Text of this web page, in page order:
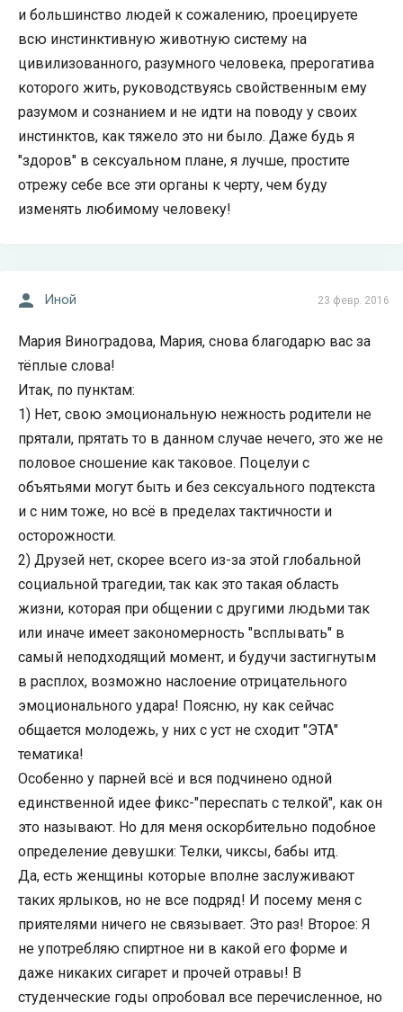
и большинство людей к сожалению, проецируете
всю инстинктивную животную систему на
цивилизованного, разумного человека, прерогатива
которого жить, руководствуясь свойственным ему
разумом и сознанием и не идти на поводу у своих
инстинктов, как тяжело это ни было. Даже будь я
"здоров" в сексуальном плане, я лучше, простите
отрежу себе все эти органы к черту, чем буду
изменять любимому человеку!
23 февр. 2016
Иной
Мария Виноградова, Мария, снова благодарю вас за
тёплые слова!
Итак, по пунктам:
1) Нет, свою эмоциональную нежность родители не
прятали, прятать то в данном случае нечего, это же не
половое сношение как таковое. Поцелуи с
объятьями могут быть и без сексуального подтекста
и с ним тоже, но всё в пределах тактичности и
осторожности.
2) Друзей нет, скорее всего из-за этой глобальной
социальной трагедии, так как это такая область
жизни, которая при общении с другими людьми так
или иначе имеет закономерность "всплывать" в
самый неподходящий момент, и будучи застигнутым
в расплох, возможно наслоение отрицательного
эмоционального удара! Поясню, ну как сейчас
общается молодежь, у них с уст не сходит "ЭТА"
тематика!
Особенно у парней всё и вся подчинено одной
единственной идее фикс-"переспать с телкой", как он
это называют. Но для меня оскорбительно подобное
определение девушки: Телки, чиксы, бабы итд.
Да, есть женщины которые вполне заслуживают
таких ярлыков, но не все подряд! И посему меня с
приятелями ничего не связывает. Это раз! Второе: Я
не употребляю спиртное ни в какой его форме и
даже никаких сигарет и прочей отравы! В
студенческие годы опробовал все перечисленное, но